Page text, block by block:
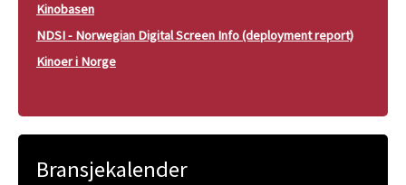
Kinobasen
NDSI - Norwegian Digital Screen Info (deployment report)
Kinoer i Norge
Bransjekalender